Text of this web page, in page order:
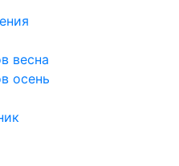
весна
осень